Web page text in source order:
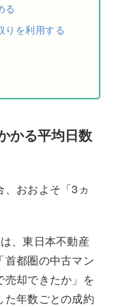
る
りを利用する
かる平均日数
おおよそ「3ヵ
、東日本不動産
首都圏の中古マン
売却できたか」を
た年数ごとの成約